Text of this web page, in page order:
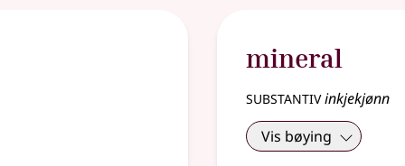
mineral
substantivinkjekjønn
Vis bøying